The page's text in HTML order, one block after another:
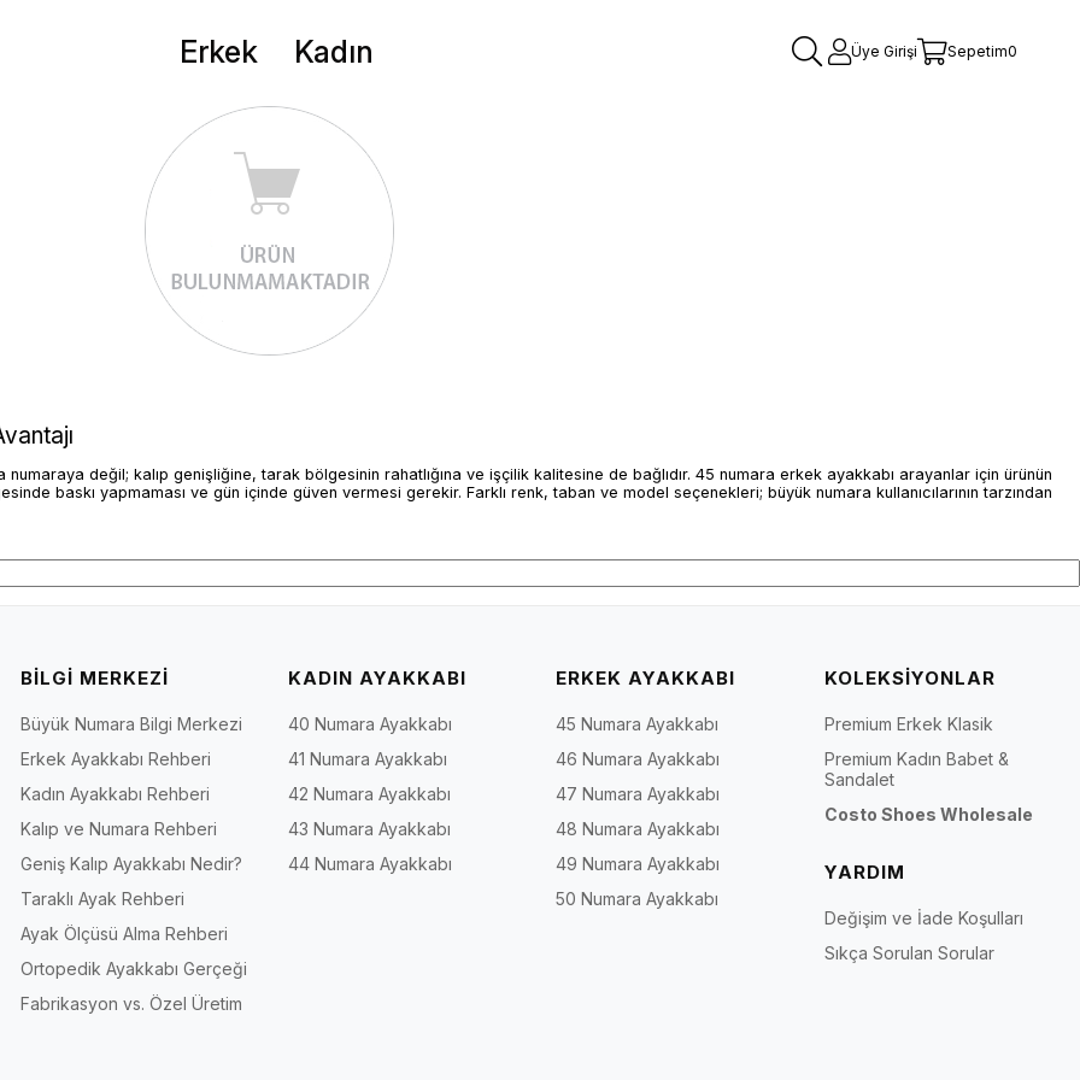
Erkek Kadın Üye Girişi Sepetim0
değil; kalıp genişliğine, tarak bölgesinin rahatlığına ve işçilik kalitesine de bağlıdır. 45 numara erkek ayakkabı arayanlar için ürünün
baskı yapmaması ve gün içinde güven vermesi gerekir. Farklı renk, taban ve model seçenekleri; büyük numara kullanıcılarının tarzından
gün boyu konforu destekler. İriadam.com, büyük numara ayakkabıda kalıp ölçüsünü yalnızca uzunluk olarak değil; tarak genişliği, parmak
kalıp dengesine kadar üründe daha güven veren bir kullanım hissi oluşturur. Bu yaklaşım, özellikle uzun süre ayakta kalan veya standart
günlük yaşamda, iş temposunda ve rahat stil arayan kombinlerde doğru kalıp ve dengeli form ihtiyacını karşılamaya yardımcı olur.
kombinlerde güçlü ve temiz bir stil sağlar. Erkek büyük numara kullanıcıları için kalıbın dengeli durması, pantolon paçası ve ayakkabı formu
birlikte değerlendirildiğinde, 45 Numara Gelin Ayakkabısı etiketi hem kullanım kolaylığı hem de görünür ürün çeşitliliği açısından güçlü bir
odağı sunar.
form arayanlara hitap eder.
arada isteyen kullanıcılar için uygundur.
büyük numara ayakkabı seçimini daha güvenli hale getirebilirsiniz.
BİLGİ MERKEZİ
Büyük Numara Bilgi Merkezi
Erkek Ayakkabı Rehberi
Kadın Ayakkabı Rehberi
Kalıp ve Numara Rehberi
Geniş Kalıp Ayakkabı Nedir?
Taraklı Ayak Rehberi
Ayak Ölçüsü Alma Rehberi
Ortopedik Ayakkabı Gerçeği
Fabrikasyon vs. Özel Üretim
KADIN AYAKKABI
40 Numara Ayakkabı
41 Numara Ayakkabı
42 Numara Ayakkabı
43 Numara Ayakkabı
44 Numara Ayakkabı
ERKEK AYAKKABI
45 Numara Ayakkabı
46 Numara Ayakkabı
47 Numara Ayakkabı
48 Numara Ayakkabı
49 Numara Ayakkabı
50 Numara Ayakkabı
KOLEKSİYONLAR
Premium Erkek Klasik
Premium Kadın Babet &
Sandalet
Costo Shoes Wholesale
YARDIM
Değişim ve İade Koşulları
Sıkça Sorulan Sorular